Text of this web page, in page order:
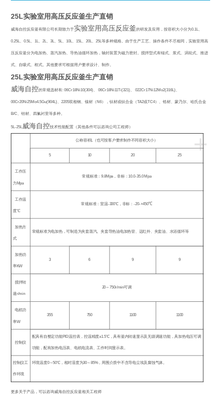
25L实验室用高压反应釜生产直销
威海自控反应釜有限公司长期致力于实验室用高压反应釜的研发及应用，按容积大小分为0.1L、
0.25L、0.5L、1L、2L、3L、5L、10L、15L、20L、25L等多种规格。由于生产工艺、操作条件不尽相同，实验室用高
压反应釜分为电加热、蒸汽加热、导热油循环加热，轴封装置为磁力密封。搅拌型式有锚式、浆式、涡轮式、推进
式、自吸式、框式。其他要求可根据用户要求设计、制作。
25L实验室用高压反应釜生产直销
威海自控的常规选材有: 06Cr18Ni10(304) 、06Cr18Ni11Ti(321) 、022Cr17Ni12Mo2(316L) 、
00Cr20Ni25Mo4.5Gu(904L) 、2205双相钢、镍材（ N6），钛材或钛合金（TA2或TC4）、锆材、蒙乃尔、哈氏合金
B/C、钽材、四氟衬里等多种。
5L-25L 威海自控技术性能配置（其他条件可以咨询公司工程师）
+
公称容积L （也可按客户要求制作不同容积大小）
5 10 20 25
工作压
力 Mpa
常规标准：9.8Mpa，非标：10.0-35.0 Mpa
工作温
度℃
常规标准：室温-300℃ ，非标：-20-+450℃
加热方
式
常规标准为电加热，可制造为夹套蒸汽、夹套导热油电加热管、远红外、夹套油、水浴循环等
加热功
率KW
3 6 9 9
搅拌转
速r/min
20 ～750r/min可调
电机功
率W
355 750 1100 1100
控制仪
配具有自整定功能PID温控表，控温精度±1.5℃，具有釜内转速显示及无级调速功能，具加热电压可调
功能，配有加热电压表、电机电流表、工作时间显示表。
控制仪工
作环境
环境温度0～50℃ ，相对湿度为30 ～85%，周围介质中不含导电尘埃及腐蚀气体。
更多关于产品，可以咨询威海自控反应釜相关工程师